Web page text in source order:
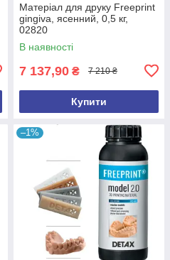
Матеріал для друку Freeprint
gingiva, ясенний, 0,5 кг,
02820
В наявності
7 137,90 ₴ 7 210 ₴
Купити
–1%